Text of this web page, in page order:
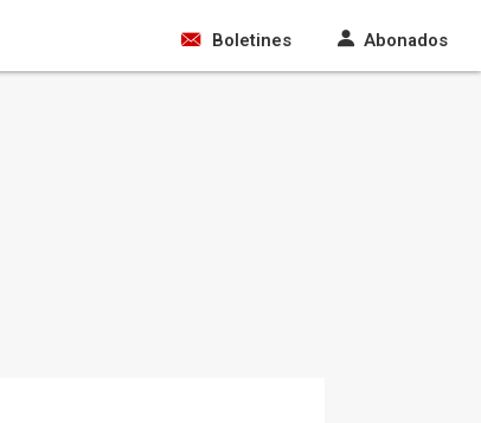
Boletines Abonados